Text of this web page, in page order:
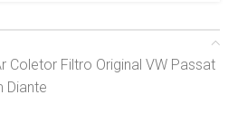
Coletor Filtro Original VW Passat
Diante